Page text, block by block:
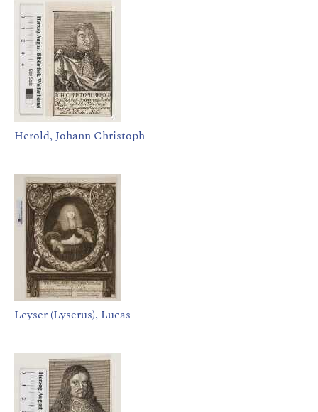
Herold, Johann Christoph
Leyser (Lyserus), Lucas